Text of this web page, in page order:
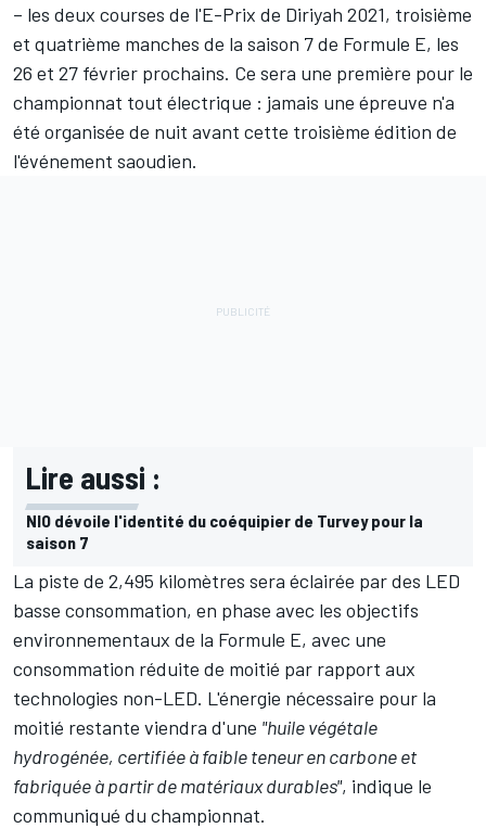
– les deux courses de l'E-Prix de Diriyah 2021, troisième
et quatrième manches de la saison 7 de Formule E, les
26 et 27 février prochains. Ce sera une première pour le
championnat tout électrique : jamais une épreuve n'a
été organisée de nuit avant cette troisième édition de
l'événement saoudien.
Lire aussi :
NIO dévoile l'identité du coéquipier de Turvey pour la
saison 7
La piste de 2,495 kilomètres sera éclairée par des LED
basse consommation, en phase avec les objectifs
environnementaux de la Formule E, avec une
consommation réduite de moitié par rapport aux
technologies non-LED. L'énergie nécessaire pour la
moitié restante viendra d'une "huile végétale
hydrogénée, certifiée à faible teneur en carbone et
fabriquée à partir de matériaux durables", indique le
communiqué du championnat.